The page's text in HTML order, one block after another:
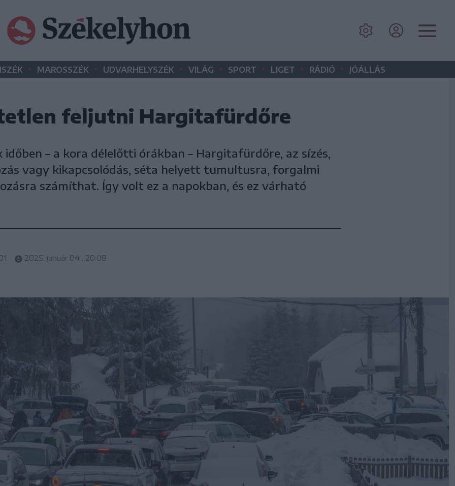
• MAROSSZÉK • UDVARHELYSZÉK • VILÁG • SPORT • LIGET • RÁDIÓ • JÓÁLLÁS
feljutni Hargitafürdőre
– a kora délelőtti órákban – Hargitafürdőre, az sízés,
vagy kikapcsolódás, séta helyett tumultusra, forgalmi
számíthat. Így volt ez a napokban, és ez várható
2025. január 04., 20:08